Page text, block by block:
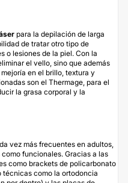
para la depilación de larga
de tratar otro tipo de
o lesiones de la piel. Con la
el vello, sino que además
en el brillo, textura y
son el Thermage, para el
la grasa corporal y la
vez más frecuentes en adultos,
funcionales. Gracias a las
como brackets de policarbonato
técnicas como la ortodoncia